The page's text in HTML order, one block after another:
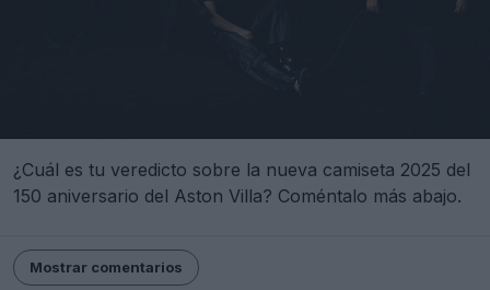
¿Cuál es tu veredicto sobre la nueva camiseta 2025 del
150 aniversario del Aston Villa? Coméntalo más abajo.
Mostrar comentarios